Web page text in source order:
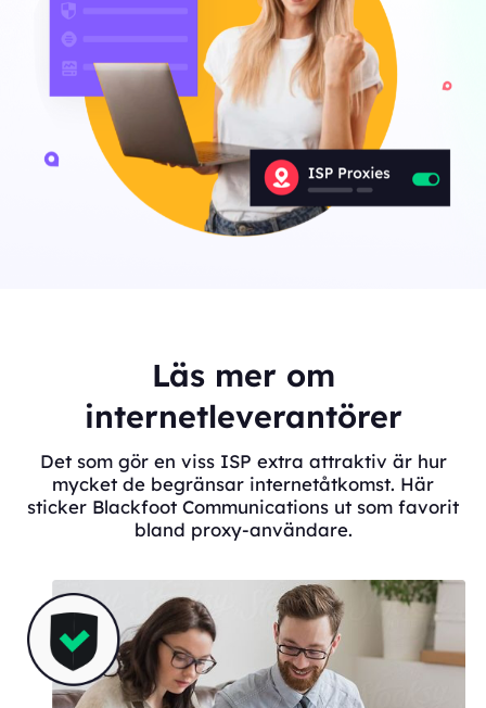
Läs mer om
internetleverantörer
Det som gör en viss ISP extra attraktiv är hur
mycket de begränsar internetåtkomst. Här
sticker Blackfoot Communications ut som favorit
bland proxy-användare.